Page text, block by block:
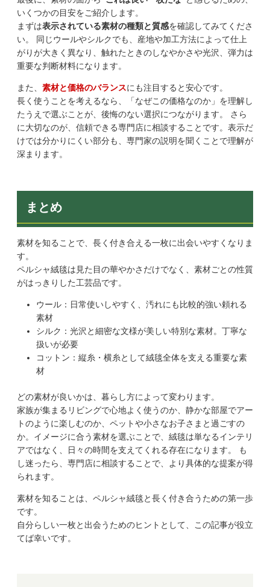
いくつかの目安をご紹介します。
まずは表示されている素材の種類と質感を確認してみてくださ
い。 同じウールやシルクでも、産地や加工方法によって仕上
がりが大きく異なり、触れたときのしなやかさや光沢、弾力は
重要な判断材料になります。
また、 素材と価格のバランスにも注目すると安心です。
長く使うことを考えるなら、「なぜこの価格なのか」を理解し
たうえで選ぶことが、後悔のない選択につながります。 さら
に大切なのが、信頼できる専門店に相談することです。表示だ
けでは分かりにくい部分も、専門家の説明を聞くことで理解が
深まります。
まとめ
素材を知ることで、長く付き合える一枚に出会いやすくなりま
す。
ペルシャ絨毯は見た目の華やかさだけでなく、素材ごとの性質
がはっきりした工芸品です。
ウール：日常使いしやすく、汚れにも比較的強い頼れる
素材
シルク：光沢と細密な文様が美しい特別な素材。丁寧な
扱いが必要
コットン：縦糸・横糸として絨毯全体を支える重要な素
材
どの素材が良いかは、暮らし方によって変わります。
家族が集まるリビングで心地よく使うのか、静かな部屋でアー
トのように楽しむのか、ペットや小さなお子さまと過ごすの
か。イメージに合う素材を選ぶことで、絨毯は単なるインテリ
アではなく、日々の時間を支えてくれる存在になります。 も
し迷ったら、専門店に相談することで、より具体的な提案が得
られます。
素材を知ることは、ペルシャ絨毯と長く付き合うための第一歩
です。
自分らしい一枚と出会うためのヒントとして、この記事が役立
てば幸いです。